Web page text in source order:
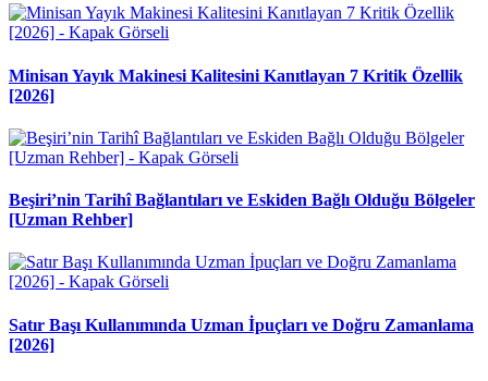
Minisan Yayık Makinesi Kalitesini Kanıtlayan 7 Kritik Özellik
[2026]
Beşiri’nin Tarihî Bağlantıları ve Eskiden Bağlı Olduğu Bölgeler
[Uzman Rehber]
Satır Başı Kullanımında Uzman İpuçları ve Doğru Zamanlama
[2026]